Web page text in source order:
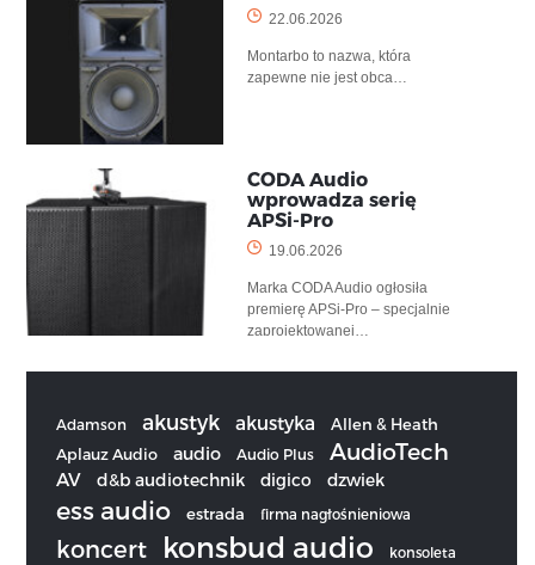
22.06.2026
Montarbo to nazwa, która
zapewne nie jest obca…
CODA Audio
wprowadza serię
APSi-Pro
19.06.2026
Marka CODA Audio ogłosiła
premierę APSi-Pro – specjalnie
zaprojektowanej…
Adamson akustyk akustyka Allen & Heath
Aplauz Audio audio Audio Plus AudioTech
AV d&b audiotechnik digico dzwiek
ess audio estrada firma nagłośnieniowa
koncert konsbud audio konsoleta